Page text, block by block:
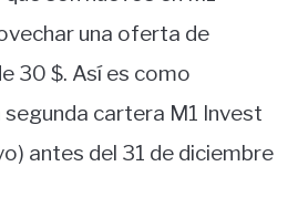
una oferta de
30 $. Así es como
segunda cartera M1 Invest
antes del 31 de diciembre